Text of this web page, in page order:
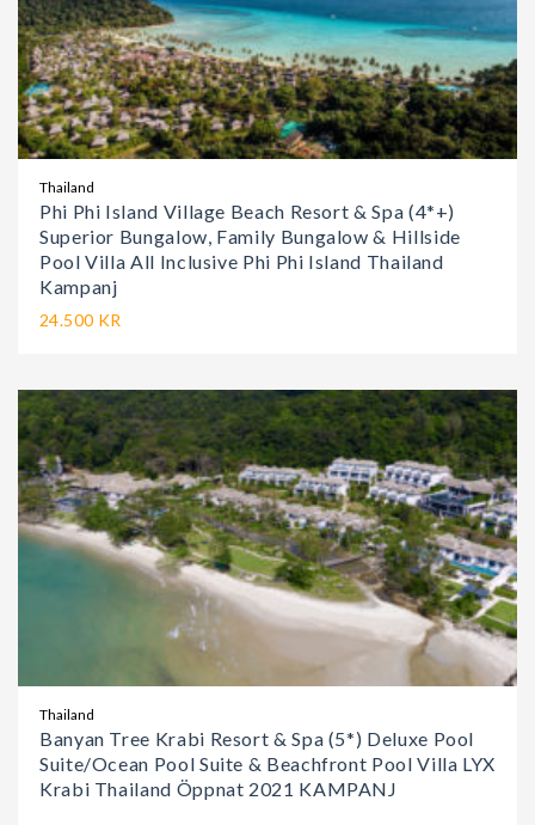
Thailand
Phi Phi Island Village Beach Resort & Spa (4*+)
Superior Bungalow, Family Bungalow & Hillside
Pool Villa All Inclusive Phi Phi Island Thailand
Kampanj
24.500 KR
Thailand
Banyan Tree Krabi Resort & Spa (5*) Deluxe Pool
Suite/Ocean Pool Suite & Beachfront Pool Villa LYX
Krabi Thailand Öppnat 2021 KAMPANJ